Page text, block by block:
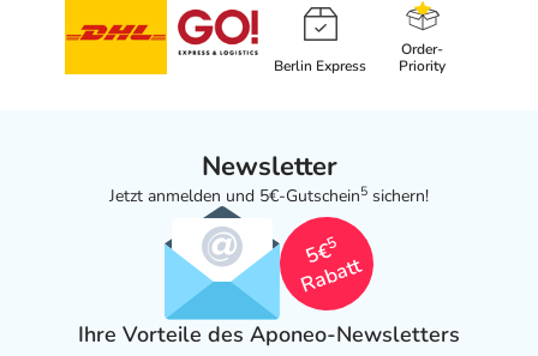
Berlin Express
Order-
Priority
Newsletter
Jetzt anmelden und 5€-Gutschein5 sichern!
5€
5
Rabatt
Ihre Vorteile des Aponeo-Newsletters